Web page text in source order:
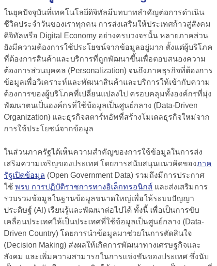
ในยุคปัจจุบันที่เทคโนโลยีดิจิทัลมีบทบาทสำคัญต่อการดำเนิน
ชีวิตประจำวันของเราทุกคน การส่งเสริมให้ประเทศก้าวสู่สังคม
ดิจิทัลหรือ Digital Economy อย่างครบวงจรนั้น หลายภาคส่วน
ยังมีความต้องการใช้ประโยชน์จากข้อมูลอยู่มาก ตั้งแต่ผู้บริโภค
ที่ต้องการสินค้าและบริการที่ถูกพัฒนาขึ้นเพื่อตอบสนองความ
ต้องการส่วนบุคคล (Personalization) จนถึงภาคธุรกิจที่ต้องการ
ข้อมูลเพื่อวิเคราะห์และพัฒนาสินค้าและบริการให้เข้ากับความ
ต้องการของผู้บริโภคที่เปลี่ยนแปลงไป ครอบคลุมทั้งองค์กรที่มุ่ง
พัฒนาตนเป็นองค์กรที่ใช้ข้อมูลเป็นศูนย์กลาง (Data-Driven
Organization) และธุรกิจสตาร์ทอัพที่สร้างโมเดลธุรกิจใหม่จาก
การใช้ประโยชน์จากข้อมูล
ในส่วนภาครัฐได้เห็นความสำคัญของการใช้ข้อมูลในการส่ง
เสริมความเจริญของประเทศ โดยการสนับสนุนแนวคิดของภาค
รัฐเปิดข้อมูล (Open Government Data) รวมถึงมีการประกาศ
ใช้ พรบ การปฏิบัติราชการทางอิเล็กทรอนิกส์ และส่งเสริมการ
รวบรวมข้อมูลในฐานข้อมูลขนาดใหญ่เพื่อให้ระบบปัญญา
ประดิษฐ์ (AI) เรียนรู้และพัฒนาต่อไปได้ ทั้งนี้ เพื่อเป็นการขับ
เคลื่อนประเทศให้เป็นประเทศที่ใช้ข้อมูลเป็นศูนย์กลาง (Data-
Driven Country) โดยการนำข้อมูลมาช่วยในการตัดสินใจ
(Decision Making) ส่งผลให้เกิดการพัฒนาทางเศรษฐกิจและ
สังคม และเพิ่มความสามารถในการแข่งขันของประเทศ ซึ่งนับ